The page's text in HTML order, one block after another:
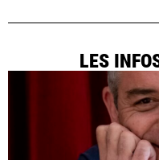
LES